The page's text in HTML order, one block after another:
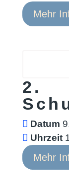
Mehr
2.
Datum
Uhrzeit
Mehr